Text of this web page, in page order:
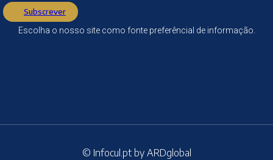
Subscrever
Escolha o nosso site como fonte preferêncial de informação.
© Infocul.pt by ARDglobal